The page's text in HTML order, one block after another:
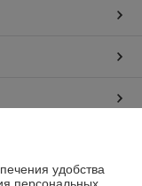
удобства